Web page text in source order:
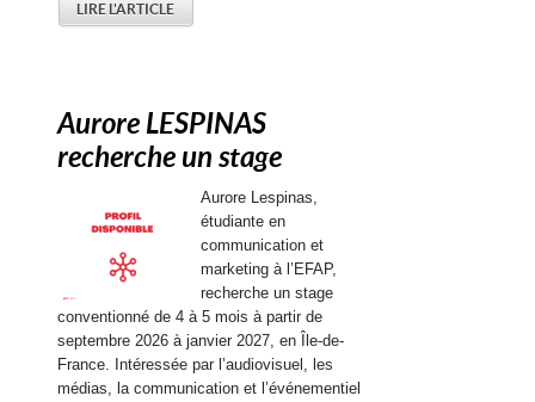
LIRE L'ARTICLE
Aurore LESPINAS
recherche un stage
Aurore Lespinas,
étudiante en
communication et
marketing à l’EFAP,
recherche un stage
conventionné de 4 à 5 mois à partir de
septembre 2026 à janvier 2027, en Île-de-
France. Intéressée par l’audiovisuel, les
médias, la communication et l’événementiel